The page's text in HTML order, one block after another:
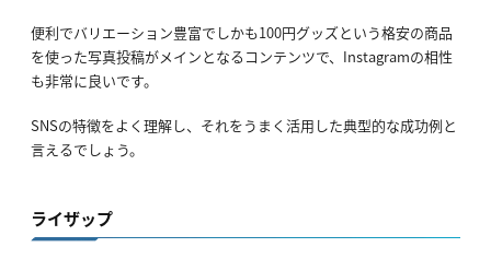
便利でバリエーション豊富でしかも100円グッズという格安の商品
を使った写真投稿がメインとなるコンテンツで、Instagramの相性
も非常に良いです。
SNSの特徴をよく理解し、それをうまく活用した典型的な成功例と
言えるでしょう。
ライザップ